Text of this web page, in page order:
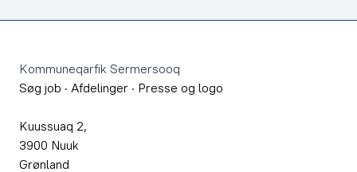
Kommuneqarfik Sermersooq
Søg job · Afdelinger · Presse og logo
Kuussuaq 2,
3900 Nuuk
Grønland